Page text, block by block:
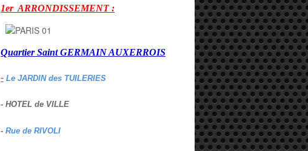
1er ARRONDISSEMENT :
Quartier Saint GERMAIN AUXERROIS
- Le JARDIN des TUILERIES
- HOTEL de VILLE
- Rue de RIVOLI